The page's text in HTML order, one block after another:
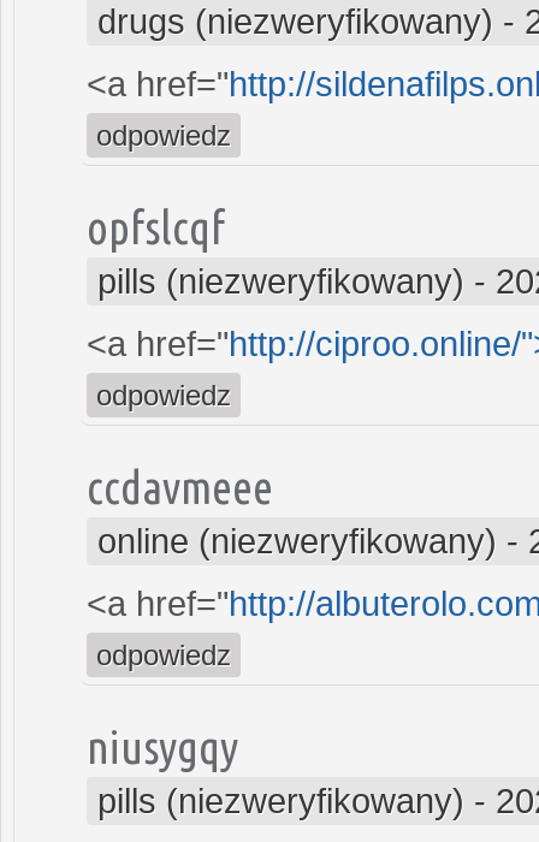
drugs (niezweryfikowany) -
<a href="http://
odpowiedz
opfslcqf
pills (niezweryfikowany) -
<a href="http://ciproo.online/
odpowiedz
ccdavmeee
online (niezweryfikowany) -
<a href="http://
odpowiedz
niusygqy
pills (niezweryfikowany) -